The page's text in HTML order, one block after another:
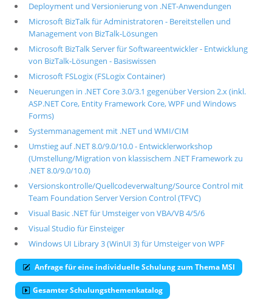
Deployment und Versionierung von .NET-Anwendungen
Microsoft BizTalk für Administratoren - Bereitstellen und
Management von BizTalk-Lösungen
Microsoft BizTalk Server für Softwareentwickler - Entwicklung
von BizTalk-Lösungen - Basiswissen
Microsoft FSLogix (FSLogix Container)
Neuerungen in .NET Core 3.0/3.1 gegenüber Version 2.x (inkl.
ASP.NET Core, Entity Framework Core, WPF und Windows
Forms)
Systemmanagement mit .NET und WMI/CIM
Umstieg auf .NET 8.0/9.0/10.0 - Entwicklerworkshop
(Umstellung/Migration von klassischem .NET Framework zu
.NET 8.0/9.0/10.0)
Versionskontrolle/Quellcodeverwaltung/Source Control mit
Team Foundation Server Version Control (TFVC)
Visual Basic .NET für Umsteiger von VBA/VB 4/5/6
Visual Studio für Einsteiger
Windows UI Library 3 (WinUI 3) für Umsteiger von WPF
Anfrage für eine individuelle Schulung zum Thema MSI
Gesamter Schulungsthemenkatalog